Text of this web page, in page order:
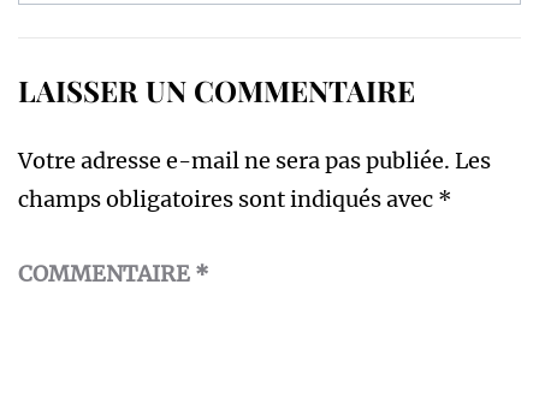
LAISSER UN COMMENTAIRE
Votre adresse e-mail ne sera pas publiée. Les
champs obligatoires sont indiqués avec *
COMMENTAIRE *